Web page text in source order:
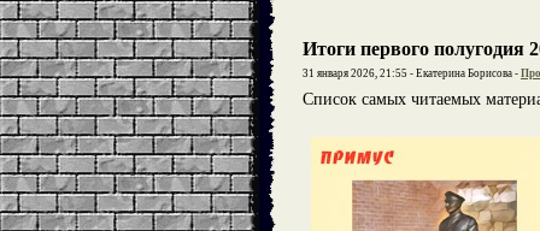
Итоги первого полугодия
31 января 2026, 21:55 - Екатерина Борисова -
Список самых читаемых